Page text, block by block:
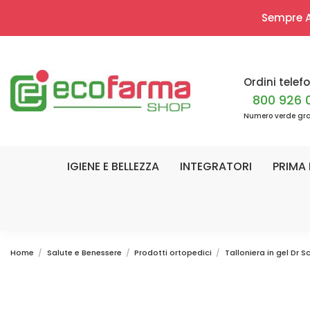
Sempre
Ordini
800 926
Numero verde
IGIENE E BELLEZZA INTEGRATORI PRIMA
Home Salute e Benessere Prodotti ortopedici Talloniera in gel Dr